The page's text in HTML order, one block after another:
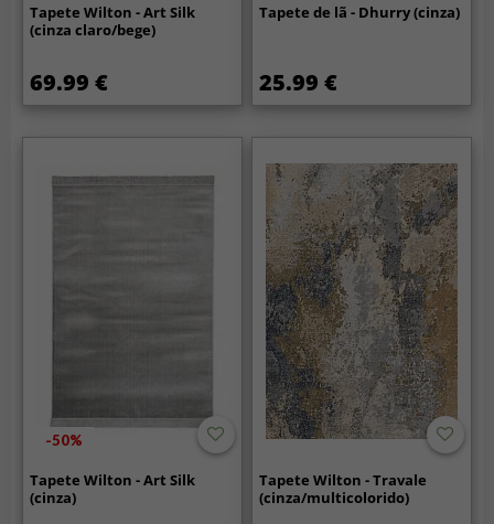
Tapete Wilton - Art Silk
(cinza claro/bege)
69.99 €
Tapete de lã - Dhurry (cinza)
25.99 €
-50%
Tapete Wilton - Art Silk
(cinza)
Tapete Wilton - Travale
(cinza/multicolorido)